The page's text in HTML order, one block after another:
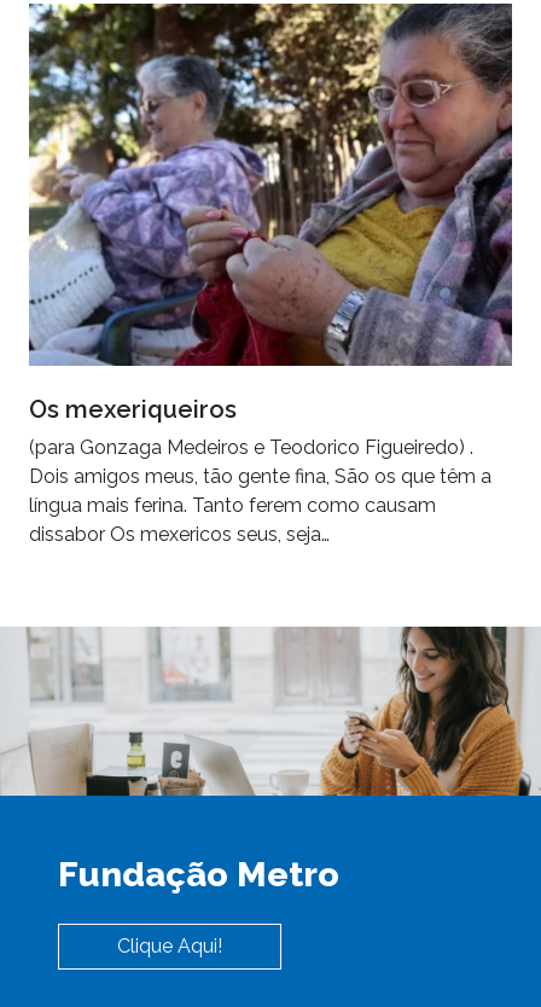
Os mexeriqueiros
(para Gonzaga Medeiros e Teodorico Figueiredo) .
Dois amigos meus, tão gente fina, São os que têm a
língua mais ferina. Tanto ferem como causam
dissabor Os mexericos seus, seja…
Fundação Metro
Clique Aqui!